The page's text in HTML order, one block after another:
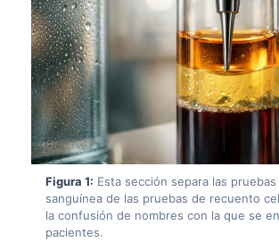
Figura 1: Esta sección separa las
sanguínea de las pruebas de recuento
la confusión de nombres con la que se
pacientes.